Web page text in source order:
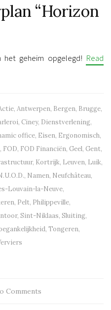
“Horizon
het geheim opgelegd! Read
, Antwerpen, Bergen, Brugge,
, Ciney, Dienstverlening,
office, Eisen, Ergonomisch,
, FOD, FOD Financiën, Geel, Gent,
, Kortrijk, Leuven, Luik,
, Namen, Neufchâteau,
Louvain-la-Neuve,
, Pelt, Philippeville,
, Sint-Niklaas, Sluiting,
, Tongeren,
Comments